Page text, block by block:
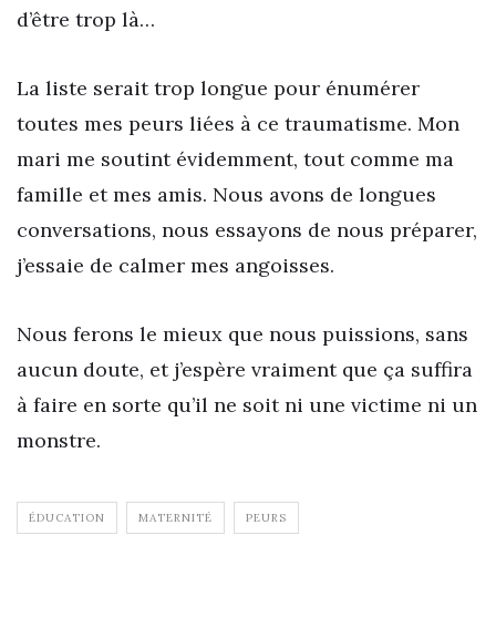
d’être trop là…
La liste serait trop longue pour énumérer
toutes mes peurs liées à ce traumatisme. Mon
mari me soutint évidemment, tout comme ma
famille et mes amis. Nous avons de longues
conversations, nous essayons de nous préparer,
j’essaie de calmer mes angoisses.
Nous ferons le mieux que nous puissions, sans
aucun doute, et j’espère vraiment que ça suffira
à faire en sorte qu’il ne soit ni une victime ni un
monstre.
ÉDUCATION MATERNITÉ PEURS